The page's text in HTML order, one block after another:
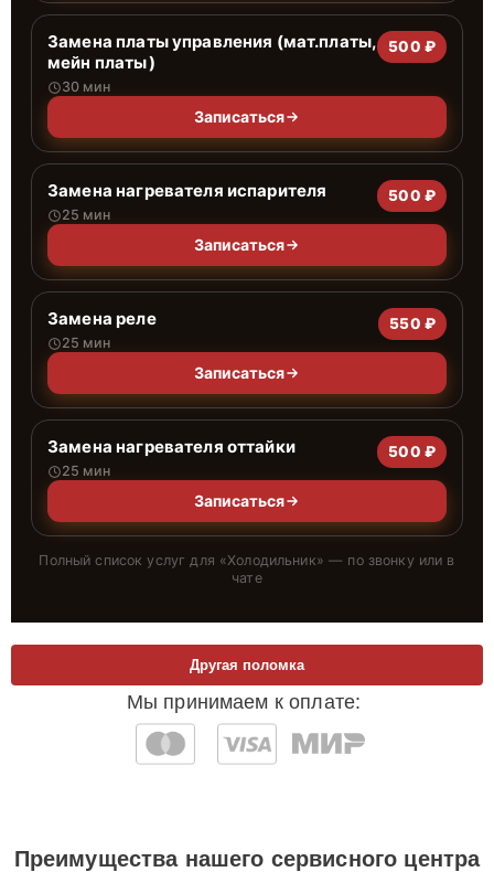
Замена платы управления (мат.платы,
мейн платы)
30 мин
500 ₽
Записаться
Замена нагревателя испарителя
25 мин
500 ₽
Записаться
Замена реле
25 мин
550 ₽
Записаться
Замена нагревателя оттайки
25 мин
500 ₽
Записаться
Полный список услуг для «Холодильник» — по звонку или в
чате
Мы принимаем к оплате:
Другая поломка
Преимущества нашего сервисного центра